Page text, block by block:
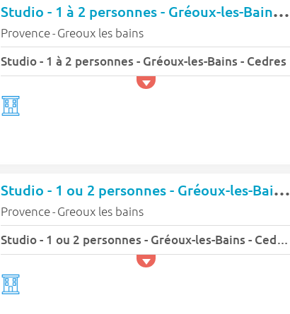
Studio - 1 à 2 personnes - Gréoux-les-Bains - Cedres
Provence- Greoux les bains
Studio - 1 à 2 personnes - Gréoux-les-Bains - Cedres
Studio - 1 ou 2 personnes - Gréoux-les-Bains - Cedres
Provence- Greoux les bains
Studio - 1 ou 2 personnes - Gréoux-les-Bains - Cedres